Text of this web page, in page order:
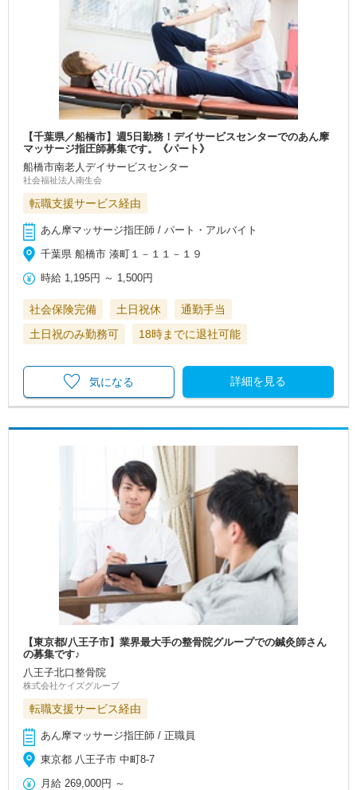
【千葉県／船橋市】週5日勤務！デイサービスセンターでのあん摩
マッサージ指圧師募集です。《パート》
船橋市南老人デイサービスセンター
社会福祉法人南生会
転職支援サービス経由
あん摩マッサージ指圧師 / パート・アルバイト
千葉県 船橋市 湊町１－１１－１９
時給 1,195円 ～ 1,500円
社会保険完備 土日祝休
通勤手当
土日祝のみ勤務可
18時までに退社可能
詳細を見る
気になる
【東京都/八王子市】業界最大手の整骨院グループでの鍼灸師さん
の募集です♪
八王子北口整骨院
株式会社ケイズグループ
転職支援サービス経由
あん摩マッサージ指圧師 / 正職員
東京都 八王子市 中町8-7
月給 269,000円 ～